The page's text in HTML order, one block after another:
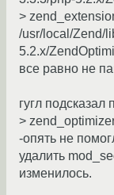
>
/usr/local/Zend/
5.2.x/
все равно не
гугл подсказал
>
-опять не
удалить
изменилось.